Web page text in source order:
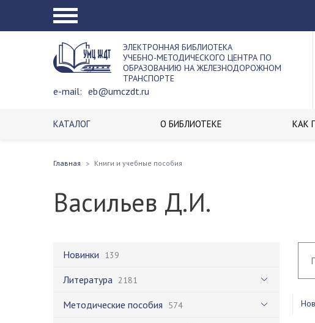
ЭЛЕКТРОННАЯ БИБЛИОТЕКА
УЧЕБНО-МЕТОДИЧЕСКОГО ЦЕНТРА ПО
ОБРАЗОВАНИЮ НА ЖЕЛЕЗНОДОРОЖНОМ
ТРАНСПОРТЕ
e-mail: eb@umczdt.ru
КАТАЛОГ О БИБЛИОТЕКЕ КАК
Главная Книги и учебные пособия
Васильев Д.И.
Новинки 139
Литература 2181
Методические пособия 574